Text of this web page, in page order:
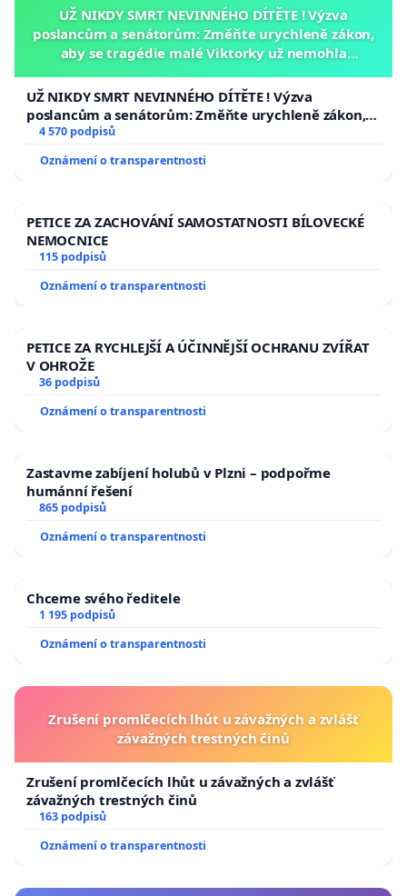
UŽ NIKDY SMRT NEVINNÉHO DÍTĚTE ! Výzva
poslancům a senátorům: Změňte urychleně zákon,
aby se tragédie malé Viktorky už nemohla
UŽ NIKDY SMRT NEVINNÉHO DÍTĚTE ! Výzva
poslancům a senátorům: Změňte urychleně zákon,
aby se tragédie malé Viktorky už nemohla opakovat!
4 570 podpisů
Oznámení o transparentnosti
PETICE ZA ZACHOVÁNÍ SAMOSTATNOSTI BÍLOVECKÉ
NEMOCNICE
115 podpisů
Oznámení o transparentnosti
PETICE ZA RYCHLEJŠÍ A ÚČINNĚJŠÍ OCHRANU ZVÍŘAT
V OHROŽE
36 podpisů
Oznámení o transparentnosti
Zastavme zabíjení holubů v Plzni – podpořme
humánní řešení
865 podpisů
Oznámení o transparentnosti
Chceme svého ředitele
1 195 podpisů
Oznámení o transparentnosti
Zrušení promlčecích lhůt u závažných a zvlášť
závažných trestných činů
Zrušení promlčecích lhůt u závažných a zvlášť
závažných trestných činů
163 podpisů
Oznámení o transparentnosti